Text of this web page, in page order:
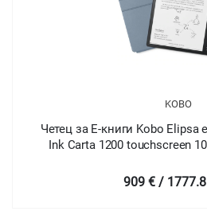
KOBO
Четец за Е-книги Kobo Elipsa
Ink Carta 1200 touchscreen
909 € /